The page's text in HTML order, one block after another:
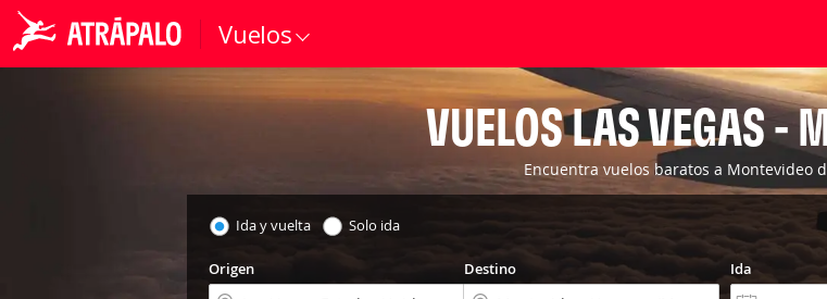
Vuelos
VUELOS LAS VEGAS -
Encuentra vuelos baratos a Montevideo
Ida y vuelta Solo ida
Origen Destino Ida